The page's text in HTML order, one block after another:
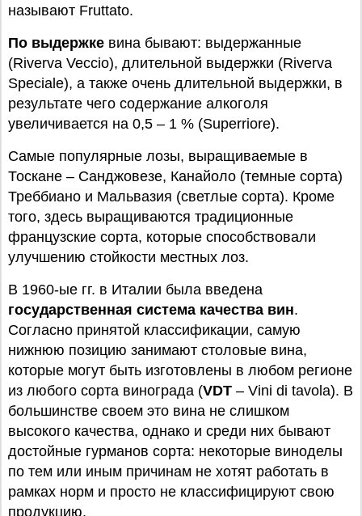
называют Fruttato.
По выдержке вина бывают: выдержанные
(Riverva Veccio), длительной выдержки (Riverva
Speciale), а также очень длительной выдержки, в
результате чего содержание алкоголя
увеличивается на 0,5 – 1 % (Superriore).
Самые популярные лозы, выращиваемые в
Тоскане – Санджовезе, Канайоло (темные сорта)
Треббиано и Мальвазия (светлые сорта). Кроме
того, здесь выращиваются традиционные
французские сорта, которые способствовали
улучшению стойкости местных лоз.
В 1960-ые гг. в Италии была введена
государственная система качества вин.
Согласно принятой классификации, самую
нижнюю позицию занимают столовые вина,
которые могут быть изготовлены в любом регионе
из любого сорта винограда (VDT – Vini di tavola). В
большинстве своем это вина не слишком
высокого качества, однако и среди них бывают
достойные гурманов сорта: некоторые виноделы
по тем или иным причинам не хотят работать в
рамках норм и просто не классифицируют свою
продукцию.